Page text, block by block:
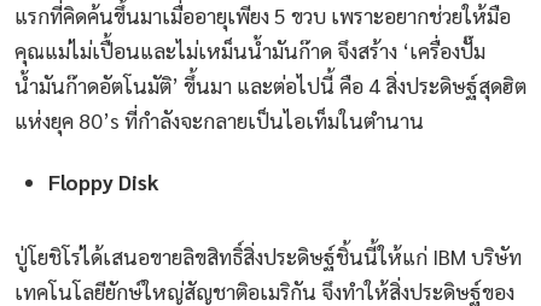
แรกที่คิดค้นขึ้นมาเมื่ออายุเพียง 5 ขวบ เพราะอยากช่วยให้มือ
คุณแม่ไม่เปื้อนและไม่เหม็นน้ำมันก๊าด จึงสร้าง ‘เครื่องปั๊ม
น้ำมันก๊าดอัตโนมัติ’ ขึ้นมา และต่อไปนี้ คือ 4 สิ่งประดิษฐ์สุดฮิต
แห่งยุค 80’s ที่กำลังจะกลายเป็นไอเท็มในตำนาน
Floppy Disk
ปู่โยชิโร่ได้เสนอขายลิขสิทธิ์สิ่งประดิษฐ์ชิ้นนี้ให้แก่ IBM บริษัท
เทคโนโลยียักษ์ใหญ่สัญชาติอเมริกัน จึงทำให้สิ่งประดิษฐ์ของ